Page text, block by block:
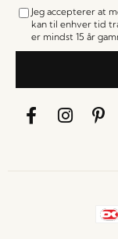
Jeg accepterer at
kan til enhver tid
er mindst 15 år